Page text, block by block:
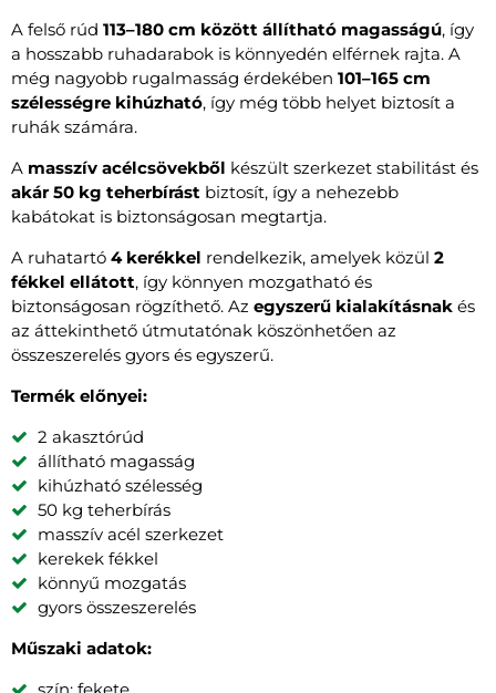
A felső rúd 113–180 cm között állítható magasságú, így
a hosszabb ruhadarabok is könnyedén elférnek rajta. A
még nagyobb rugalmasság érdekében 101–165 cm
szélességre kihúzható, így még több helyet biztosít a
ruhák számára.
A masszív acélcsövekből készült szerkezet stabilitást és
akár 50 kg teherbírást biztosít, így a nehezebb
kabátokat is biztonságosan megtartja.
A ruhatartó 4 kerékkel rendelkezik, amelyek közül 2
fékkel ellátott, így könnyen mozgatható és
biztonságosan rögzíthető. Az egyszerű kialakításnak és
az áttekinthető útmutatónak köszönhetően az
összeszerelés gyors és egyszerű.
Termék előnyei:
2 akasztórúd
állítható magasság
kihúzható szélesség
50 kg teherbírás
masszív acél szerkezet
kerekek fékkel
könnyű mozgatás
gyors összeszerelés
Műszaki adatok:
szín: fekete